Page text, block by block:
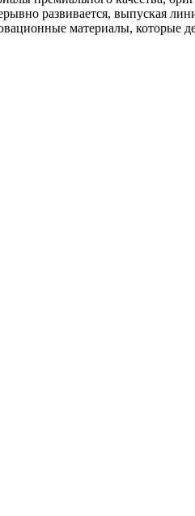
развивается, выпуская
материалы, которые